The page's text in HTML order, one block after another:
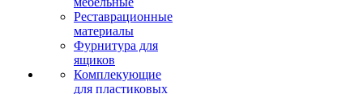
Реставрационные
материалы
Фурнитура для
ящиков
Комплекующие
для пластиковых